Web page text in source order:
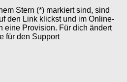
Stern (*) markiert sind, sind
den Link klickst und im Online-
eine Provision. Für dich ändert
für den Support